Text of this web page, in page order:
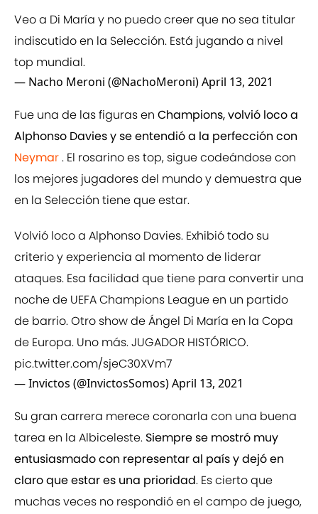
Veo a Di María y no puedo creer que no sea titular
indiscutido en la Selección. Está jugando a nivel
top mundial.
— Nacho Meroni (@NachoMeroni)April 13, 2021
Fue una de las figuras en Champions, volvió loco a
Alphonso Davies y se entendió a la perfección con
Neymar. El rosarino es top, sigue codeándose con
los mejores jugadores del mundo y demuestra que
en la Selección tiene que estar.
Volvió loco a Alphonso Davies. Exhibió todo su
criterio y experiencia al momento de liderar
ataques. Esa facilidad que tiene para convertir una
noche de UEFA Champions League en un partido
de barrio. Otro show de Ángel Di María en la Copa
de Europa. Uno más. JUGADOR HISTÓRICO.
pic.twitter.com/sjeC30XVm7
— Invictos (@InvictosSomos)April 13, 2021
Su gran carrera merece coronarla con una buena
tarea en la Albiceleste. Siempre se mostró muy
entusiasmado con representar al país y dejó en
claro que estar es una prioridad. Es cierto que
muchas veces no respondió en el campo de juego,